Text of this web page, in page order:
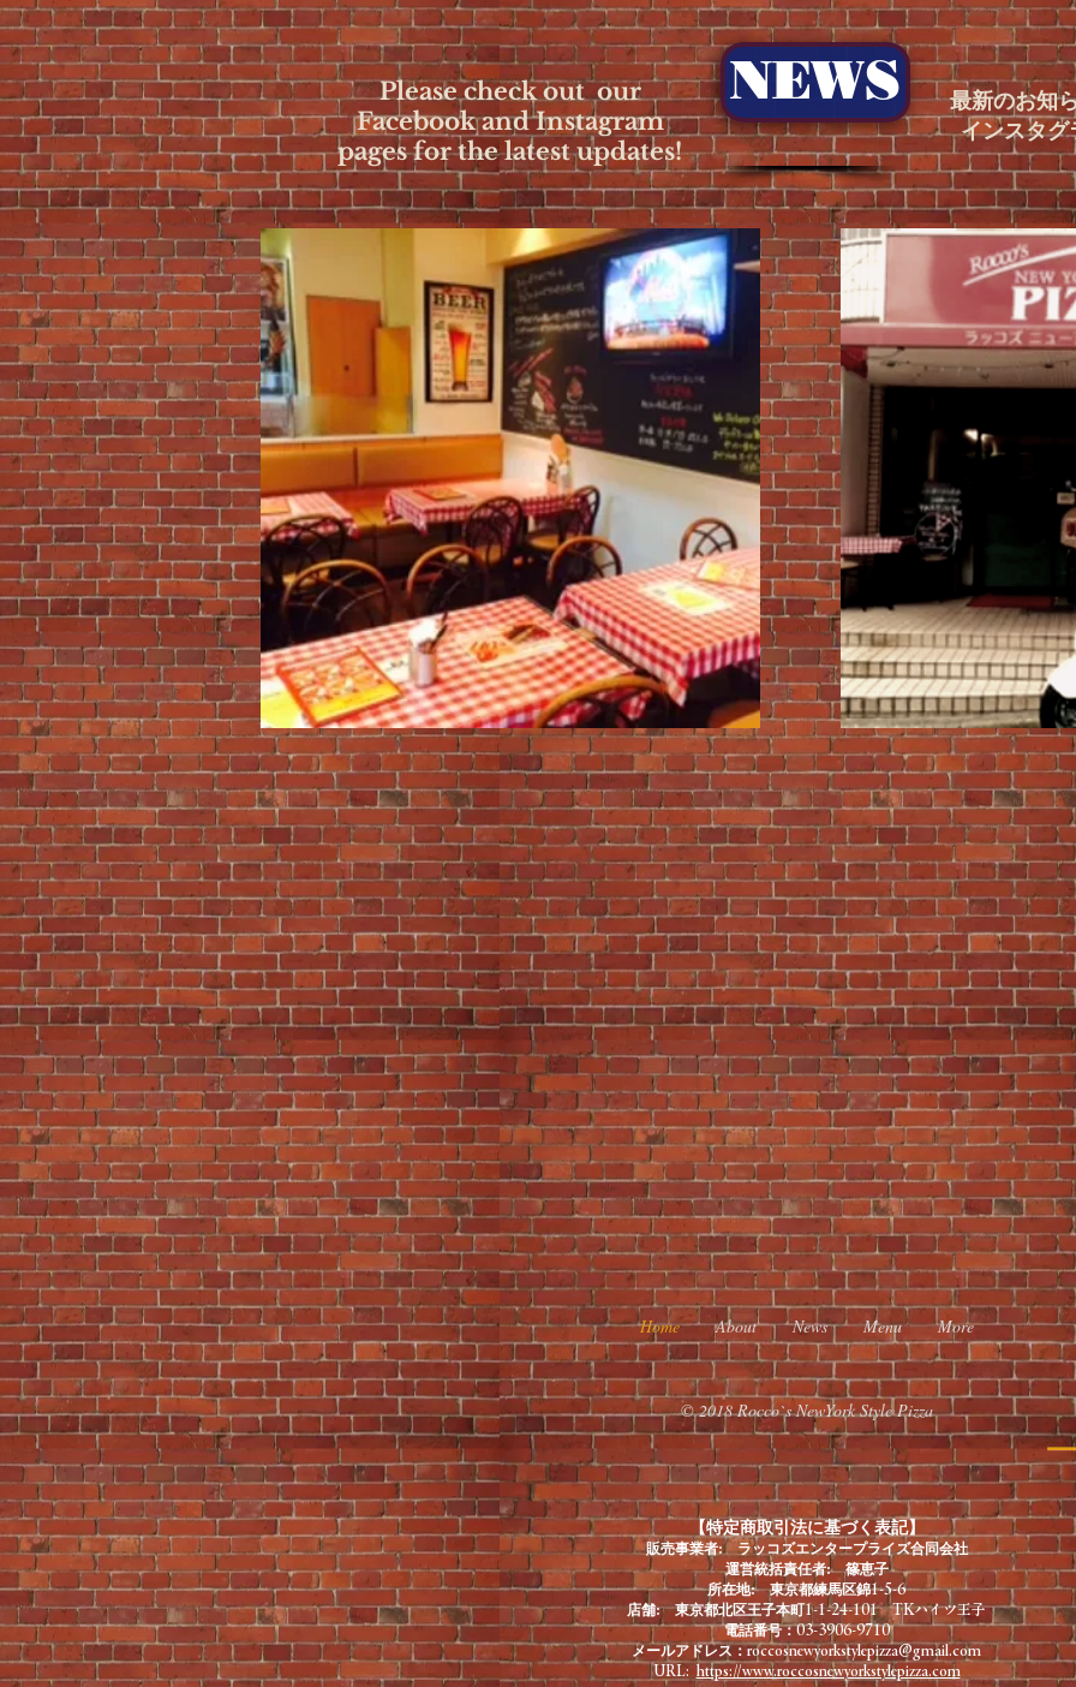
Please check out our
Facebook and Instagram
pages for the latest updates!
NEWS
最新のお知
インスタグ
Home About News Menu More
© 2018 Rocco`s NewYork Style Pizza
【特定商取引法に基づく表記】
販売事業者: ラッコズエンタープライズ合同会社
運営統括責任者: 篠恵子
所在地: 東京都練馬区錦1-5-6
店舗: 東京都北区王子本町1-1-24-101 TKハイツ王子
電話番号：03-3906-9710
メールアドレス：roccosnewyorkstylepizza@gmail.com
URL: https://www.roccosnewyorkstylepizza.com